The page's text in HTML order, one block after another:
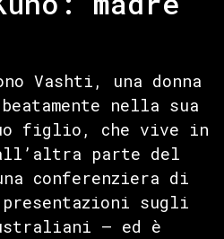
Vashti, una donna
nella sua
figlio, che vive in
parte del
conferenziera di
sugli
— ed è